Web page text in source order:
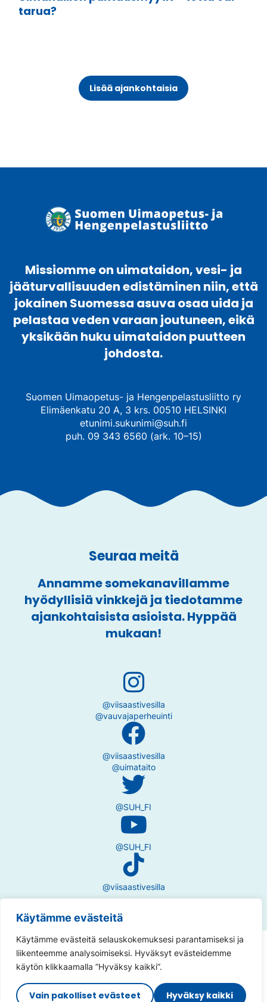
Käytämme evästeitä
Käytämme evästeitä selauskokemuksesi parantamiseksi ja
liikenteemme analysoimiseksi. Hyväksyt evästeidemme
käytön klikkaamalla ”Hyväksy kaikki”.
Vain pakolliset evästeet Hyväksy kaikki
tarua?
Lisää ajankohtaisia
Missiomme on uimataidon, vesi- ja
jääturvallisuuden edistäminen niin, että
jokainen Suomessa asuva osaa uida ja
pelastaa veden varaan joutuneen, eikä
yksikään huku uimataidon puutteen
johdosta.
Suomen Uimaopetus- ja Hengenpelastusliitto ry
Elimäenkatu 20 A, 3 krs. 00510 HELSINKI
etunimi.sukunimi@suh.fi
puh. 09 343 6560 (ark. 10–15)
Seuraa meitä
Annamme somekanavillamme
hyödyllisiä vinkkejä ja tiedotamme
ajankohtaisista asioista. Hyppää
mukaan!
@viisaastivesilla
@vauvajaperheuinti
@viisaastivesilla
@uimataito
@SUH_FI
@SUH_FI
@viisaastivesilla
Tietosuojaseloste
Saavutettavuusseloste